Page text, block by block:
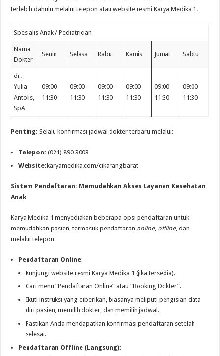
terlebih dahulu melalui telepon atau website resmi Karya Medika 1.
Spesialis Anak / Pediatrician
Nama
Dokter
Senin Selasa Rabu Kamis Jumat Sabtu
dr.
Yulia
Antolis,
SpA
09:00-
11:30
09:00-
11:30
09:00-
11:30
09:00-
11:30
09:00-
11:30
09:00-
11:30
Penting: Selalu konfirmasi jadwal dokter terbaru melalui:
Telepon: (021) 890 3003
Website:karyamedika.com/cikarangbarat
Sistem Pendaftaran: Memudahkan Akses Layanan Kesehatan
Anak
Karya Medika 1 menyediakan beberapa opsi pendaftaran untuk
memudahkan pasien, termasuk pendaftaran online, offline, dan
melalui telepon.
Pendaftaran Online:
Kunjungi website resmi Karya Medika 1 (jika tersedia).
Cari menu “Pendaftaran Online” atau “Booking Dokter”.
Ikuti instruksi yang diberikan, biasanya meliputi pengisian data
diri pasien, memilih dokter, dan memilih jadwal.
Pastikan Anda mendapatkan konfirmasi pendaftaran setelah
selesai.
Pendaftaran Offline (Langsung):